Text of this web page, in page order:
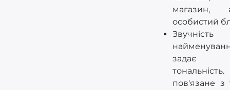
магазин,
особистий
задає
пов'язане з